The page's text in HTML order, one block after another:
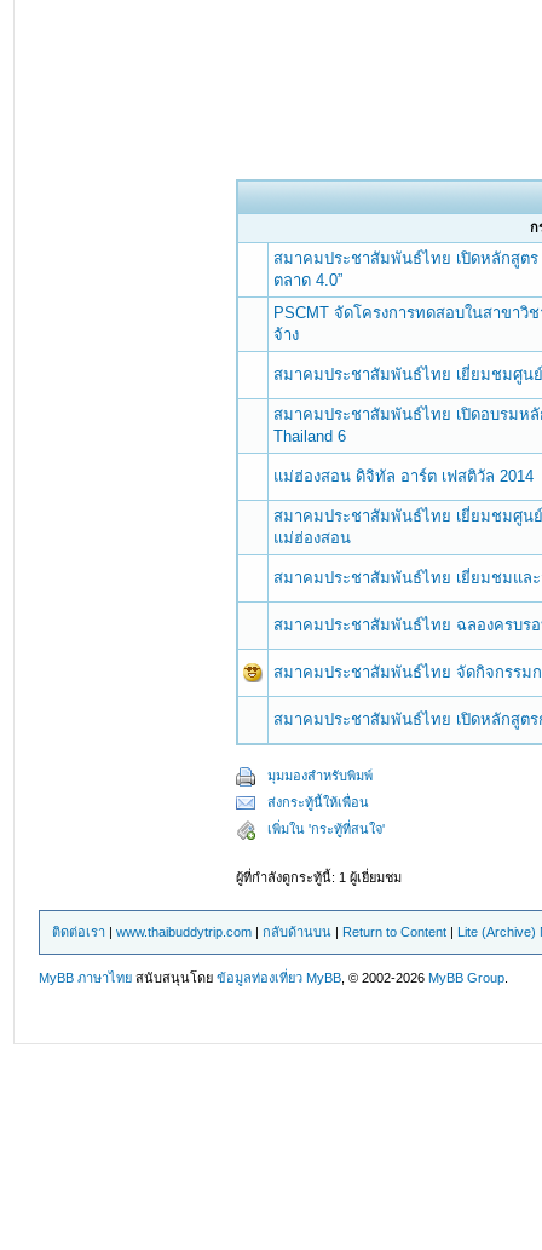
ก
สมาคมประชาสัมพันธ์ไทย เปิดหลักสูตร
ตลาด 4.0”
PSCMT จัดโครงการทดสอบในสาขา
จ้าง
สมาคมประชาสัมพันธ์ไทย เยี่ยมชมศูน
สมาคมประชาสัมพันธ์ไทย เปิดอบรมหลั
Thailand 6
แม่ฮ่องสอน ดิจิทัล อาร์ต เฟสติวัล 2014
สมาคมประชาสัมพันธ์ไทย เยี่ยมชมศูน
แม่ฮ่องสอน
สมาคมประชาสัมพันธ์ไทย เยี่ยมชมแล
สมาคมประชาสัมพันธ์ไทย ฉลองครบร
สมาคมประชาสัมพันธ์ไทย จัดกิจกรรม
สมาคมประชาสัมพันธ์ไทย เปิดหลักสูตร
มุมมองสำหรับพิมพ์
ส่งกระทู้นี้ให้เพื่อน
เพิ่มใน 'กระทู้ที่สนใจ'
ผู้ที่กำลังดูกระทู้นี้: 1 ผู้เยี่ยมชม
ติดต่อเรา |www.thaibuddytrip.com |กลับด้านบน | Return to Content | Lite (Archive)
MyBB ภาษาไทย สนับสนุนโดยข้อมูลท่องเที่ยว MyBB , © 2002-2026MyBB Group